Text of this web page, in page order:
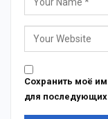
Сохранить моё
для